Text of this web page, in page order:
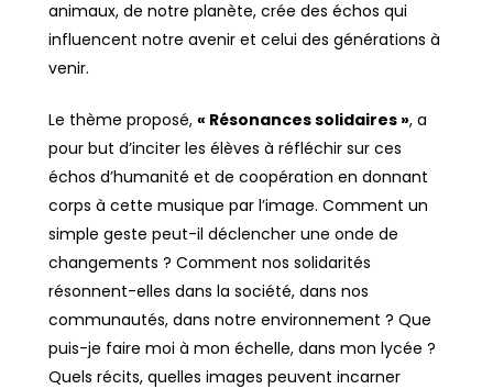
animaux, de notre planète, crée des échos qui
influencent notre avenir et celui des générations à
venir.
Le thème proposé, « Résonances solidaires », a
pour but d’inciter les élèves à réfléchir sur ces
échos d’humanité et de coopération en donnant
corps à cette musique par l’image. Comment un
simple geste peut-il déclencher une onde de
changements ? Comment nos solidarités
résonnent-elles dans la société, dans nos
communautés, dans notre environnement ? Que
puis-je faire moi à mon échelle, dans mon lycée ?
Quels récits, quelles images peuvent incarner